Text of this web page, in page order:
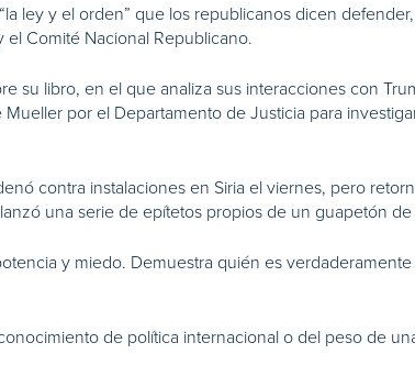
ley y el orden” que los republicanos dicen
el Comité Nacional Republicano.
su libro, en el que analiza sus interacciones con
por el Departamento de Justicia para
contra instalaciones en Siria el viernes, pero
una serie de epítetos propios de un guapetón
y miedo. Demuestra quién es
de política internacional o del peso de